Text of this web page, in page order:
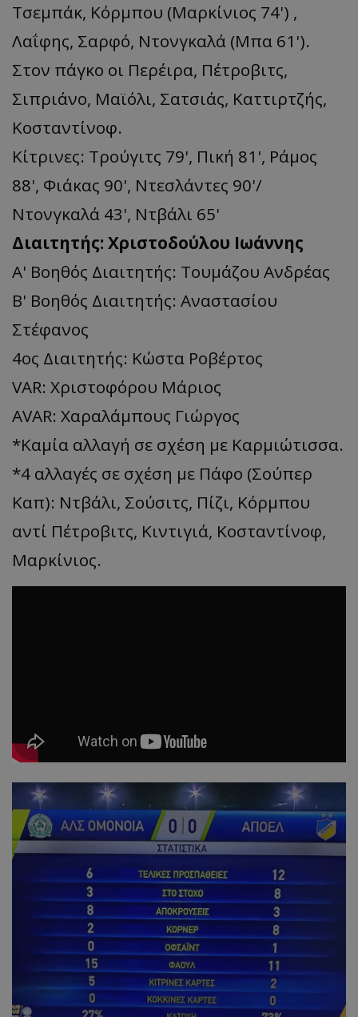
Τσεμπάκ, Κόρμπου (Μαρκίνιος 74') ,
Λαΐφης, Σαρφό, Ντονγκαλά (Μπα 61').
Στον πάγκο οι Περέιρα, Πέτροβιτς,
Σιπριάνο, Μαϊόλι, Σατσιάς, Καττιρτζής,
Κοσταντίνοφ.
Κίτρινες: Τρούγιτς 79', Πική 81', Ράμος
88', Φιάκας 90', Ντεσλάντες 90'/
Ντονγκαλά 43', Ντβάλι 65'
Διαιτητής: Χριστοδούλου Ιωάννης
Α' Βοηθός Διαιτητής: Τουμάζου Ανδρέας
Β' Βοηθός Διαιτητής: Αναστασίου
Στέφανος
4ος Διαιτητής: Κώστα Ροβέρτος
VAR: Χριστοφόρου Μάριος
AVAR: Χαραλάμπους Γιώργος
*Καμία αλλαγή σε σχέση με Καρμιώτισσα.
*4 αλλαγές σε σχέση με Πάφο (Σούπερ
Καπ): Ντβάλι, Σούσιτς, Πίζι, Κόρμπου
αντί Πέτροβιτς, Κιντιγιά, Κοσταντίνοφ,
Μαρκίνιος.